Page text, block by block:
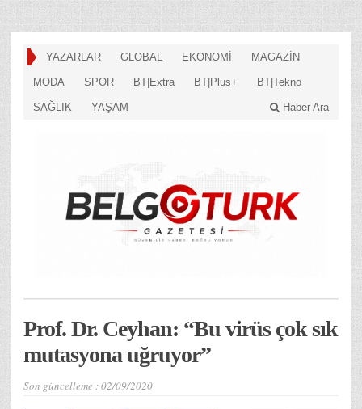
YAZARLAR GLOBAL EKONOMİ MAGAZİN
MODA SPOR BT|Extra BT|Plus+ BT|Tekno
SAĞLIK YAŞAM Haber Ara
Prof. Dr. Ceyhan: “Bu virüs çok sık
mutasyona uğruyor”
Son güncelleme :02/09/2020